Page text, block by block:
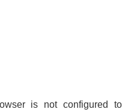
is not configured to